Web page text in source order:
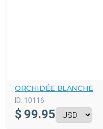
ORCHIDÉE BLANCHE
ID: 10116
$ 99.95